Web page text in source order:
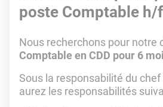
poste Comptable h/f
Nous recherchons pour notre
Comptable en CDD pour 6
Sous la responsabilité du
aurez les responsabilités